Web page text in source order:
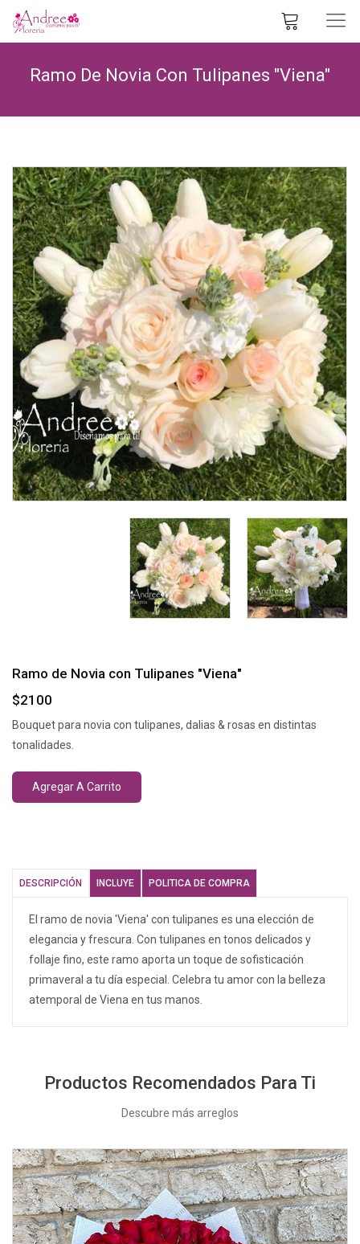
Ramo De Novia Con Tulipanes "Viena"
Ramo de Novia con Tulipanes "Viena"
$2100
Bouquet para novia con tulipanes, dalias & rosas en distintas
tonalidades.
Agregar A Carrito
DESCRIPCIÓN INCLUYE POLITICA DE COMPRA
El ramo de novia 'Viena' con tulipanes es una elección de
elegancia y frescura. Con tulipanes en tonos delicados y
follaje fino, este ramo aporta un toque de sofisticación
primaveral a tu día especial. Celebra tu amor con la belleza
atemporal de Viena en tus manos.
Productos Recomendados Para Ti
Descubre más arreglos